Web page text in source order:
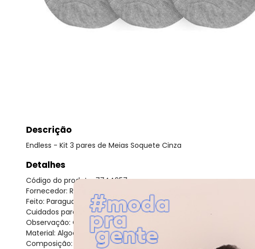
Descrição
Endless - Kit 3 pares de Meias Soquete Cinza
Detalhes
Código do produto: 7744657
Fornecedor: ROVITEX IND E COM DE MALHAS LTDA / CNPJ
Feito: Paraguai
Cuidados para conservação do produto: Lavagem a mão - Não
Observação: Corresponde ao tamanho 33/38
Material: Algodão
Composição: 75% algodão 22% poliéster 2% elastano 1%